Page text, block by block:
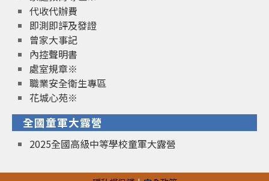
代收代辦費
即測即評及發證
曾家大事記
內控聲明書
處室規章※
職業安全衛生專區
花城心苑※
全國童軍大露營
2025全國高級中等學校童軍大露營